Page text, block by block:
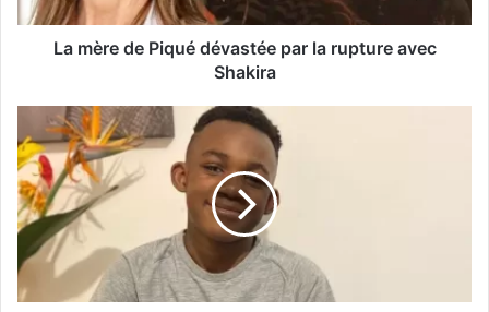
La mère de Piqué dévastée par la rupture avec
Shakira